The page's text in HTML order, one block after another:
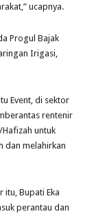
ucapnya.
Progul Bajak
Irigasi,
Event, di sektor
rentenir
untuk
dan melahirkan
itu, Bupati Eka
perantau dan